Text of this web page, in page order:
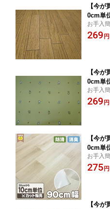
【今
0cm単
臭・防
巾 消臭
お手入
ト用床
負担を
269 円
【今
0cm単
臭・防
巾 消臭
お手入
止め付
ます。
269 円
【今
0cm単
臭・防
90cm
お手入
ト用床
負担を
275 円
【今